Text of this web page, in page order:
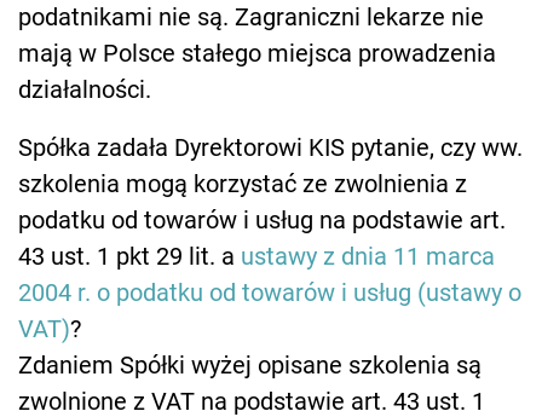
podatnikami nie są. Zagraniczni lekarze nie
mają w Polsce stałego miejsca prowadzenia
działalności.
Spółka zadała Dyrektorowi KIS pytanie, czy ww.
szkolenia mogą korzystać ze zwolnienia z
podatku od towarów i usług na podstawie art.
43 ust. 1 pkt 29 lit. a ustawy z dnia 11 marca
2004 r. o podatku od towarów i usług (ustawy o
VAT)?
Zdaniem Spółki wyżej opisane szkolenia są
zwolnione z VAT na podstawie art. 43 ust. 1